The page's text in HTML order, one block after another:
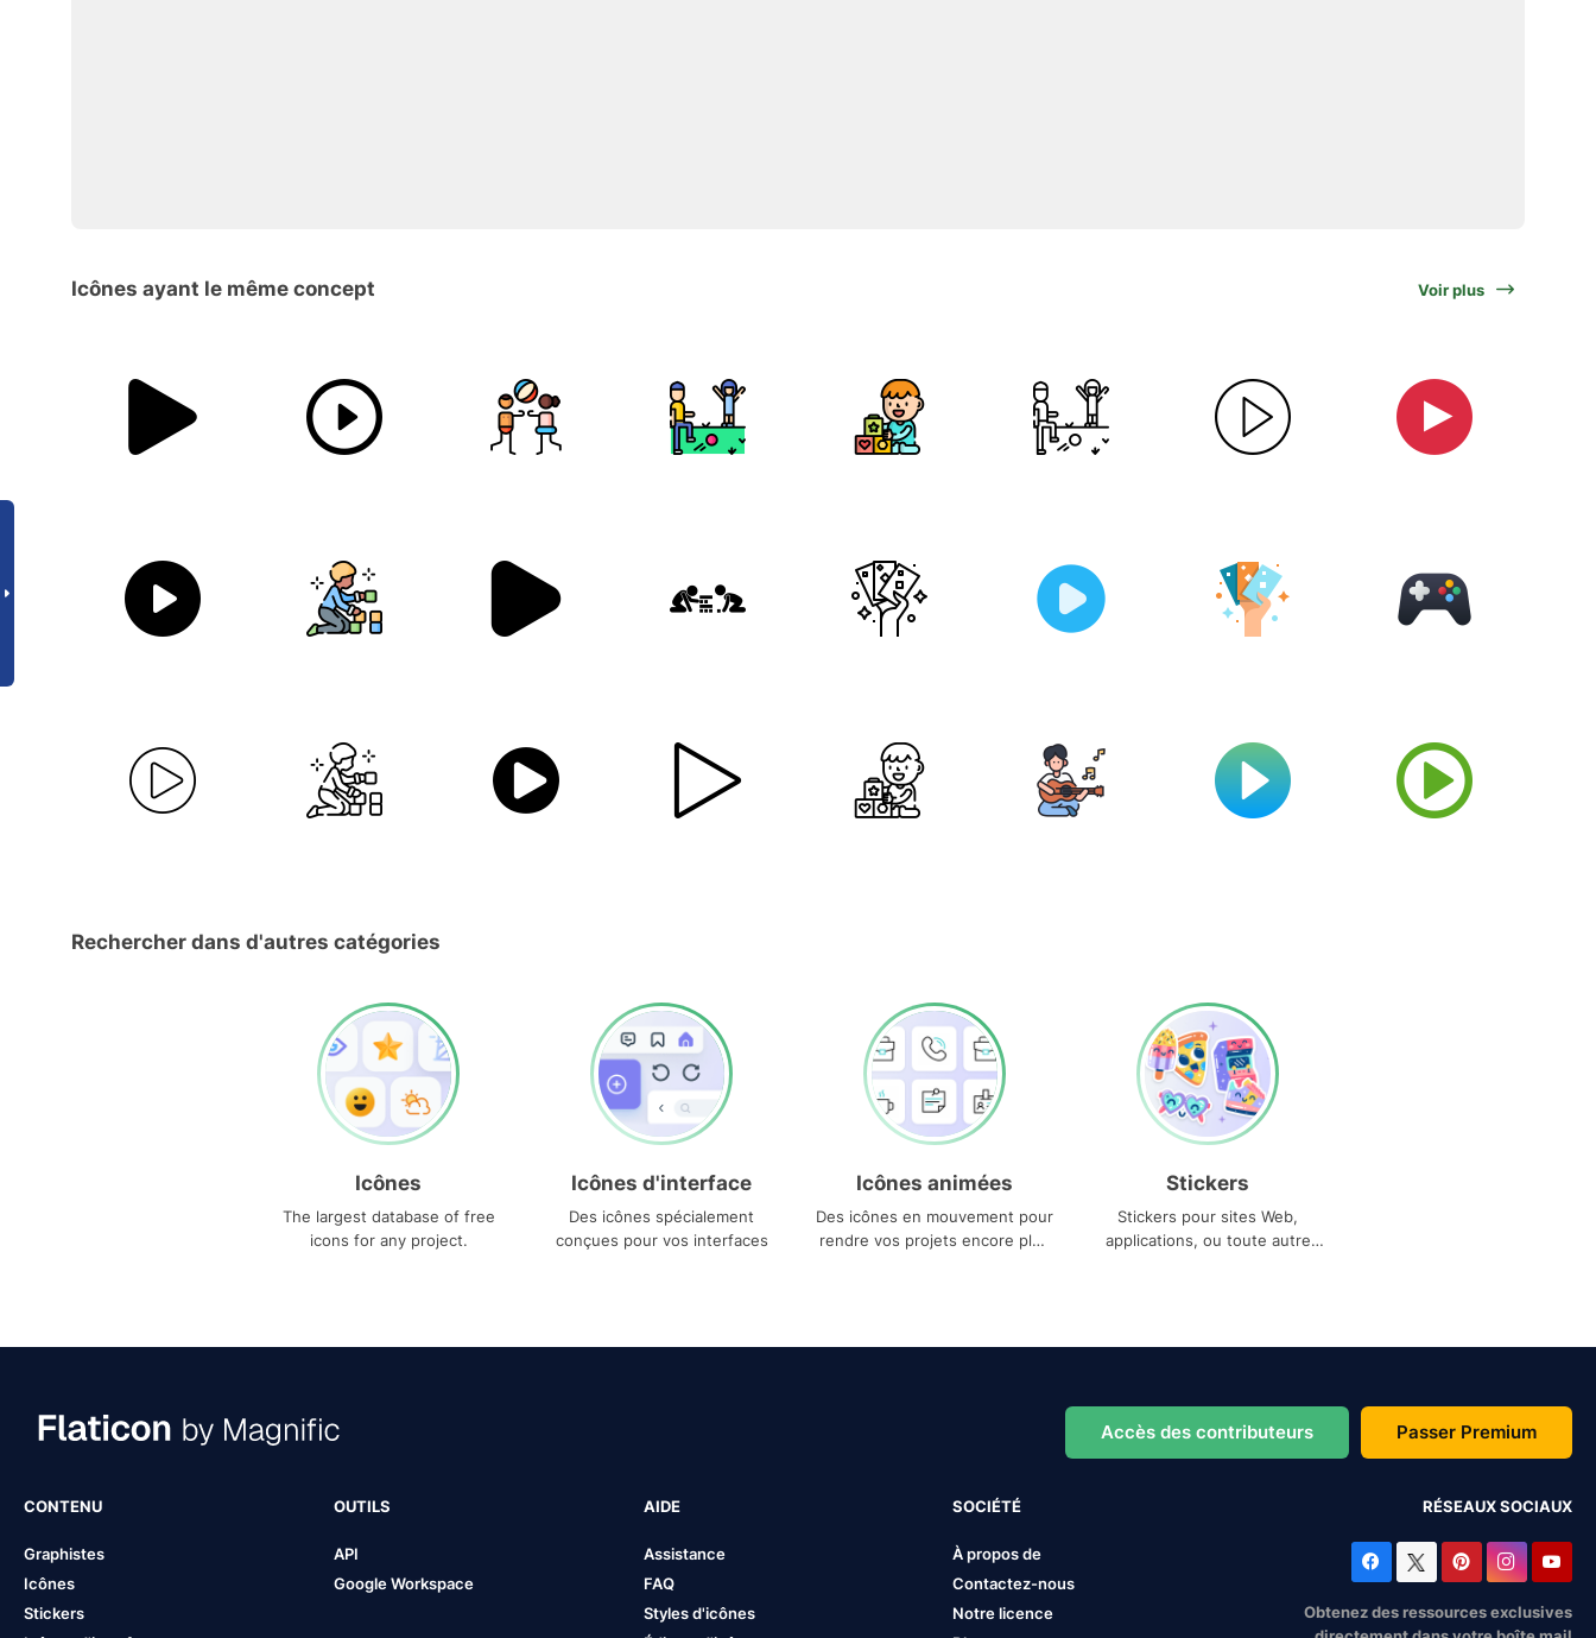
Icônes ayant le même concept Voir plus
Rechercher dans d'autres catégories
Icônes
The largest database of free
icons for any project.
Icônes d'interface
Des icônes spécialement
conçues pour vos interfaces
Icônes animées
Des icônes en mouvement pour
rendre vos projets encore plus
Stickers
Stickers pour sites Web,
applications, ou toute autre
Accès des contributeurs Passer Premium
CONTENU
Graphistes
Icônes
Stickers
OUTILS
API
Google Workspace
AIDE
Assistance
FAQ
Styles d'icônes
SOCIÉTÉ
À propos de
Contactez-nous
Notre licence
RÉSEAUX SOCIAUX
Obtenez des ressources exclusives